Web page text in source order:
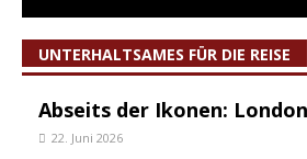
UNTERHALTSAMES FÜR DIE REISE
Abseits der Ikonen:
22. Juni 2026